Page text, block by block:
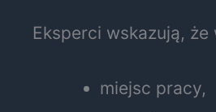
Eksperci wskazują,
miejsc pracy,